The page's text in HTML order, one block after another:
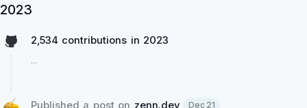
2023
2,534 contributions in 2023
...
Published a post on zenn.dev Dec 21